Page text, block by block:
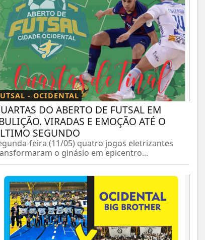
- OCIDENTAL
DO ABERTO DE FUTSAL EM
VIRADAS E EMOÇÃO ATÉ O
SEGUNDO
feira (11/05) quatro jogos eletrizantes
o ginásio em epicentro...